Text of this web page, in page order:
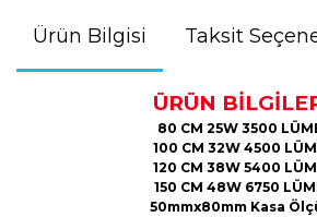
Ürün Bilgisi Taksit
ÜRÜN
80 CM 25W 3500
100 CM 32W 4500
120 CM 38W 5400
150 CM 48W 6750
50mmx80mm Kasa